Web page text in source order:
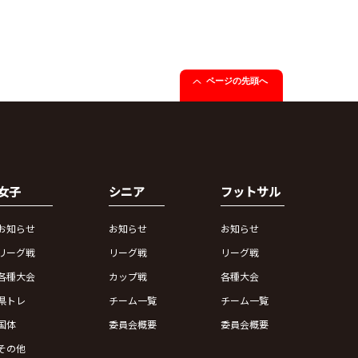
ページの先頭へ
子
知らせ
ーグ戦
種大会
トレ
体
の他
シニア
お知らせ
リーグ戦
カップ戦
チーム一覧
委員会概要
フットサル
お知らせ
リーグ戦
各種大会
チーム一覧
委員会概要